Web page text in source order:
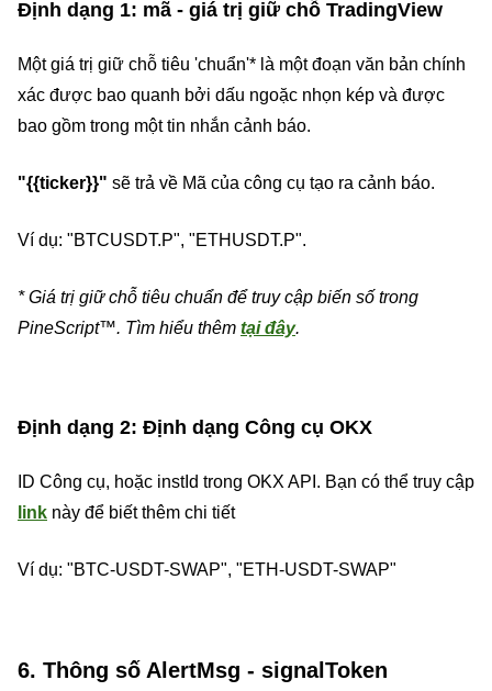
Định dạng 1: mã - giá trị giữ chỗ TradingView
Một giá trị giữ chỗ tiêu 'chuẩn'* là một đoạn văn bản chính
xác được bao quanh bởi dấu ngoặc nhọn kép và được
bao gồm trong một tin nhắn cảnh báo.
"{{ticker}}" sẽ trả về Mã của công cụ tạo ra cảnh báo.
Ví dụ: "BTCUSDT.P", "ETHUSDT.P".
* Giá trị giữ chỗ tiêu chuẩn để truy cập biến số trong
PineScript™. Tìm hiểu thêm tại đây.
Định dạng 2: Định dạng Công cụ OKX
ID Công cụ, hoặc instId trong OKX API. Bạn có thể truy cập
link này để biết thêm chi tiết
Ví dụ: "BTC-USDT-SWAP", "ETH-USDT-SWAP"
6. Thông số AlertMsg - signalToken